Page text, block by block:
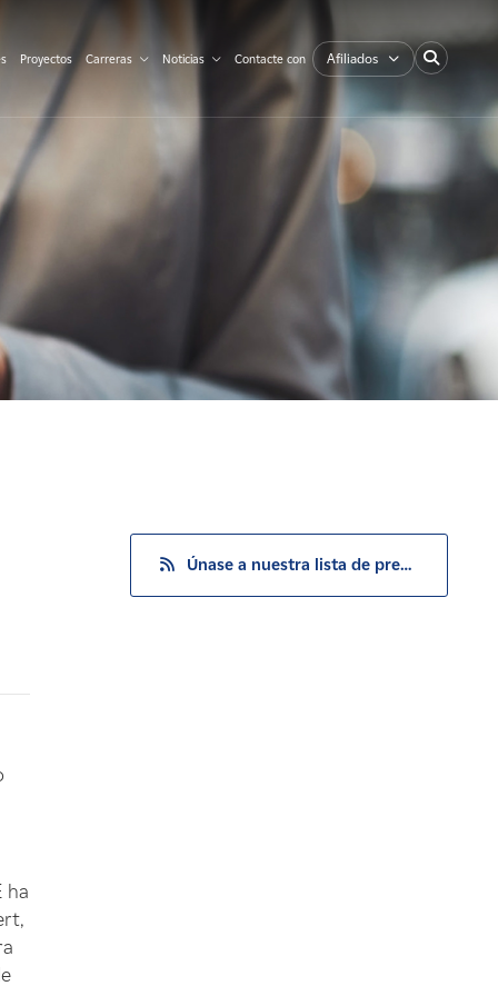
Proyectos Carreras Noticias Contacte con Afiliados
ha
Únase a nuestra lista de prensa